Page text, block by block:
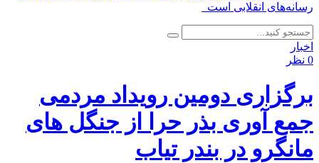
رسانه‌های انقلابی است_
اخبار
0 نظر
برگزاری دومین رویداد مردمی
جمع آوری بذر حرا از جنگل های
مانگرو در بندر تیاب